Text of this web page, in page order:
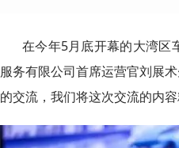
在今年5月底开幕的大湾区
服务有限公司首席运营官刘展
的交流，我们将这次交流的内